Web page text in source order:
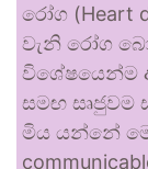
රෝග (Heart
වැනි රෝග
විශේෂයෙන්ම
සමඟ සෘජුවම
මිය යන්නේ